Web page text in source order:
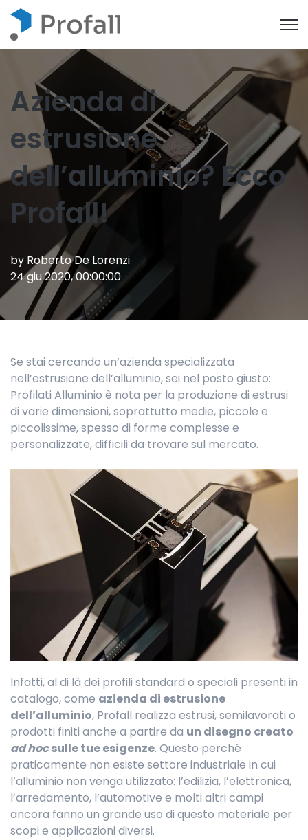
Azienda di
estrusione
dell’alluminio? Ecco
Profall!
by Roberto De Lorenzi
24 giu 2020, 00:00:00
Se stai cercando un’azienda specializzata
nell’estrusione dell’alluminio, sei nel posto giusto:
Profilati Alluminio è nota per la produzione di estrusi
di varie dimensioni, soprattutto medie, piccole e
piccolissime, spesso di forme complesse e
personalizzate, difficili da trovare sul mercato.
Infatti, al di là dei profili standard o speciali presenti in
catalogo, come azienda di estrusione
dell’alluminio, Profall realizza estrusi, semilavorati o
prodotti finiti anche a partire da un disegno creato
ad hocsulle tue esigenze. Questo perché
praticamente non esiste settore industriale in cui
l’alluminio non venga utilizzato: l’edilizia, l’elettronica,
l’arredamento, l’automotive e molti altri campi
ancora fanno un grande uso di questo materiale per
scopi e applicazioni diversi.